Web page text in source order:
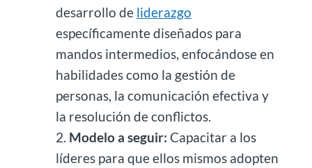
desarrollo de liderazgo
específicamente diseñados para
mandos intermedios, enfocándose en
habilidades como la gestión de
personas, la comunicación efectiva y
la resolución de conflictos.
Modelo a seguir: Capacitar a los
líderes para que ellos mismos adopten